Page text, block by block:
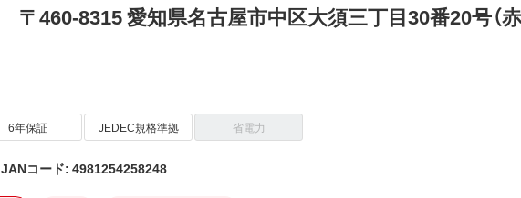
〒460-8315 愛知県名古屋市中区大須三丁目30番20号（
6年保証 JEDEC規格準拠 省電力
JANコード: 4981254258248